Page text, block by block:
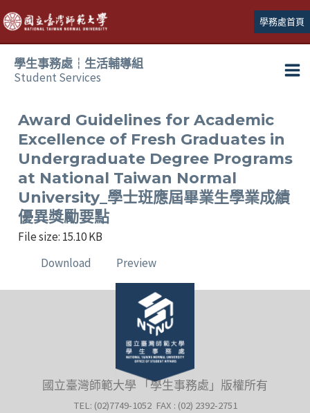
跳
至
主
學務處首頁
學生事務處┆生活輔導組
Student Services
Award Guidelines for Academic
Excellence of Fresh Graduates in
Undergraduate Degree Programs
at National Taiwan Normal
University_學士班應屆畢業生學業成績
優異獎勵要點
File size: 15.10 KB
Download
Preview
國立臺灣師範大學 「學生事務處」版權所有
TEL: (02)7749-1052 FAX : (02) 2392-2751